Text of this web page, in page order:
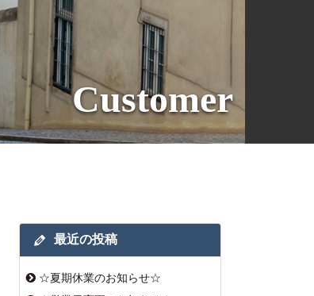
Customer
最近の投稿
☆夏期休業のお知らせ☆